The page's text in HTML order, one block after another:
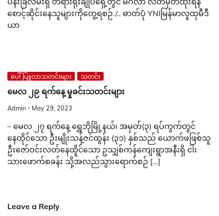
စောင့်ဆိုင်းနေသူများကိုတွေ့ရစဉ်./.. ဓာတ်ပုံ YNIမြန်မာလူထုမီဒီ
ယာ
ပေါ်ပြူလာသတင်းများ သတင်း
မေလ ၂၉ ရက်နေ့ မှုခင်းသတင်းများ
Admin May 29, 2023
– မေလ ၂၇ ရက်နေ့ ရွှေဘိုမြို့နယ်၊ အမှတ်(၃) ရပ်ကွက်တွင်
နေထိုင်သော ဦးမျိုးသန့်ဇင်ထွန်း (၃၁) နှစ်သည် ယောက်ဖဖြစ်သူ
ဦးဇော်ဝင်းလတ်နေထိူင်သော ဥသျှစ်ကန်ကျေးရွာအနီးရှိ ငါး
သားဖောက်စခန်း သို့အလည်သွားရောက်စဉ် […]
Leave a Reply